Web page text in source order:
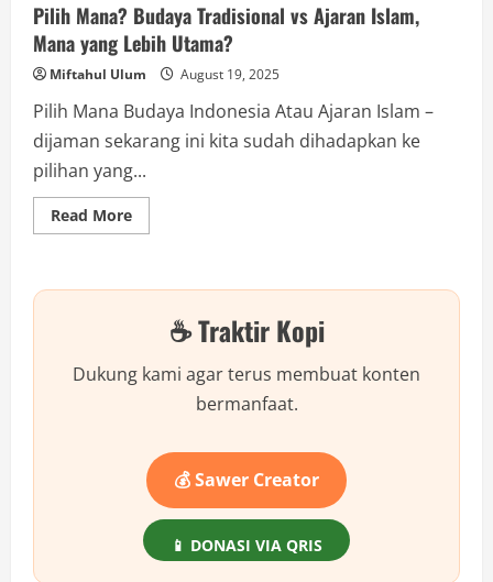
Pilih Mana? Budaya Tradisional vs Ajaran Islam,
Mana yang Lebih Utama?
Miftahul Ulum August 19, 2025
Pilih Mana Budaya Indonesia Atau Ajaran Islam –
dijaman sekarang ini kita sudah dihadapkan ke
pilihan yang...
Read MoreRead
more
Budaya
Ajaran
Mana
yang
☕ Traktir Kopi
Dukung kami agar terus membuat konten
bermanfaat.
💰 Sawer Creator
📱 DONASI VIA QRIS